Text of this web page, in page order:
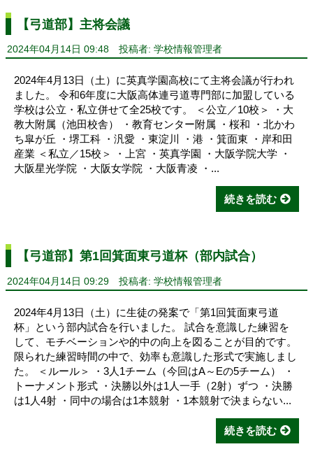
【弓道部】主将会議
2024年04月14日 09:48 投稿者: 学校情報管理者
2024年4月13日（土）に英真学園高校にて主将会議が行われ
ました。 令和6年度に大阪高体連弓道専門部に加盟している
学校は公立・私立併せて全25校です。 ＜公立／10校＞ ・大
教大附属（池田校舎） ・教育センター附属 ・桜和 ・北かわ
ち皐が丘 ・堺工科 ・汎愛 ・東淀川 ・港 ・箕面東 ・岸和田
産業 ＜私立／15校＞ ・上宮 ・英真学園 ・大阪学院大学 ・
大阪星光学院 ・大阪女学院 ・大阪青凌 ・...
続きを読む
【弓道部】第1回箕面東弓道杯（部内試合）
2024年04月14日 09:29 投稿者: 学校情報管理者
2024年4月13日（土）に生徒の発案で「第1回箕面東弓道
杯」という部内試合を行いました。 試合を意識した練習を
して、モチベーションや的中の向上を図ることが目的です。
限られた練習時間の中で、効率も意識した形式で実施しまし
た。 ＜ルール＞ ・3人1チーム（今回はA～Eの5チーム） ・
トーナメント形式 ・決勝以外は1人一手（2射）ずつ ・決勝
は1人4射 ・同中の場合は1本競射 ・1本競射で決まらない...
続きを読む